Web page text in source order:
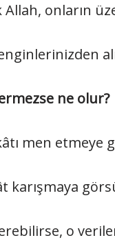
onların
ne olur?
men
karışmaya
o